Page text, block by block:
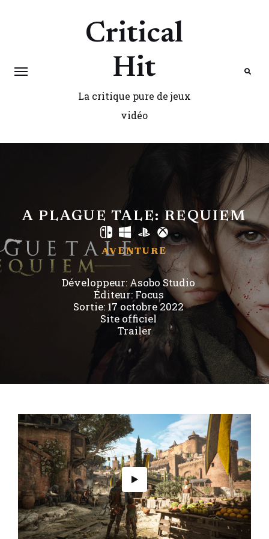
Critical
Hit
La critique pure de jeux
vidéo
A PLAGUE TALE: REQUIEM
AVENTURE
Développeur: Asobo Studio
Éditeur: Focus
Sortie: 17 octobre 2022
Site officiel
Trailer